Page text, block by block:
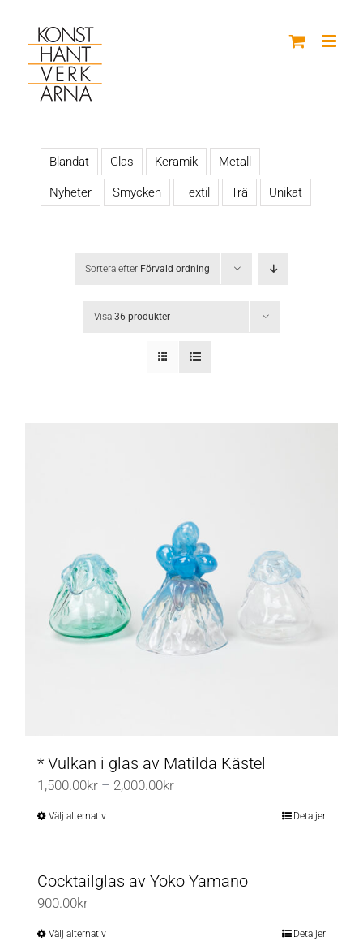
innehållet
Blandat Glas Keramik Metall
Nyheter Smycken Textil Trä Unikat
Sortera efter Förvald ordning
Visa 36 produkter
* Vulkan i glas av Matilda Kästel
1,500.00kr – 2,000.00krPrisintervall:
Välj alternativDen
har
varianter.
Detaljer
Cocktailglas av Yoko Yamano
900.00kr
Välj alternativDen
Detaljer